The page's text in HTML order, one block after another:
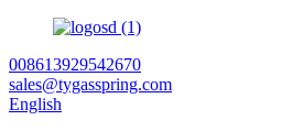
008613929542670
sales@tygasspring.com
English